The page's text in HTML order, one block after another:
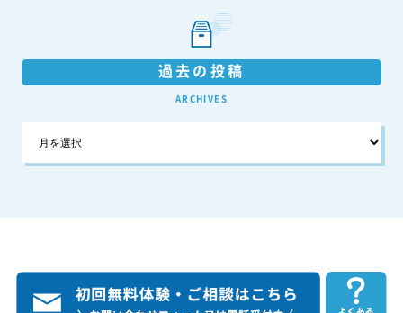
過去の投稿
ARCHIVES